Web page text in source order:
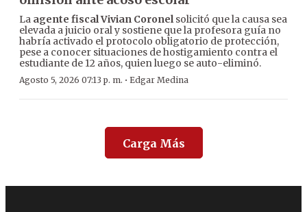
La agente fiscal Vivian Coronelsolicitó que la causa sea
elevada a juicio oral y sostiene que la profesora guía no
habría activado el protocolo obligatorio de protección,
pese a conocer situaciones de hostigamiento contra el
estudiante de 12 años, quien luego se auto-eliminó.
Agosto 5, 2026 07:13 p. m. · Edgar Medina
Carga Más